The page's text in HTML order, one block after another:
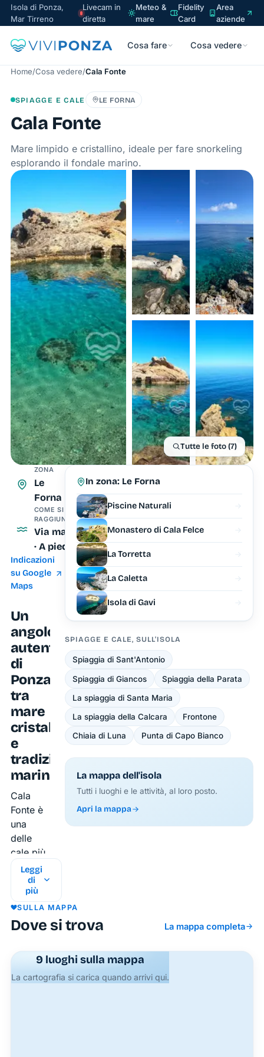
Isola di Ponza,
Mar Tirreno
Livecam in
diretta
Meteo &
mare
Fidelity
Card
Area
aziende
Cosa fare Cosa vedere
Home/Cosa vedere/Cala Fonte
SPIAGGE E CALE LE FORNA
Cala Fonte
Mare limpido e cristallino, ideale per fare snorkeling
esplorando il fondale marino.
Tutte le foto (7)
ZONA
Le
Forna
COME SI
RAGGIUNGE
Via mare
· A piedi
Indicazioni
su Google
Maps
Un
angolo
autentico
di
Ponza
tra
mare
cristallino
e
tradizione
marinara
Cala
Fonte è
una
delle
cale più
affascinanti
caratteristiche
dell’isola
di
situata
località
Leggi
di
più
In zona: Le Forna
Piscine Naturali
Monastero di Cala Felce
La Torretta
La Caletta
Isola di Gavi
SPIAGGE E CALE, SULL'ISOLA
Spiaggia di Sant'Antonio
Spiaggia di Giancos Spiaggia della Parata
La spiaggia di Santa Maria
La spiaggia della Calcara Frontone
Chiaia di Luna Punta di Capo Bianco
La mappa dell'isola
Tutti i luoghi e le attività, al loro posto.
Apri la mappa
SULLA MAPPA
Dove si trova La mappa completa
9 luoghi sulla mappa
La cartografia si carica quando arrivi qui.